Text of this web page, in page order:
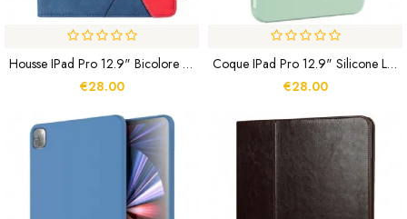
Housse IPad Pro 12.9" Bicolore Design
€28.00
Coque IPad Pro 12.9" Silicone Liquide
€28.00